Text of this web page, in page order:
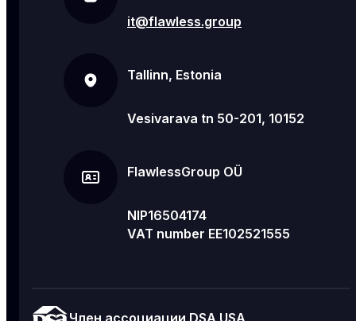
it@flawless.group
Tallinn, Estonia
Vesivarava tn 50-201, 10152
FlawlessGroup OÜ
NIP16504174
VAT number EE102521555
Член ассоциации DSA USA